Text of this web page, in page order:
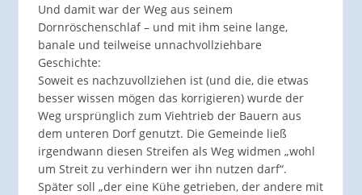
Und damit war der Weg aus seinem
Dornröschenschlaf – und mit ihm seine lange,
banale und teilweise unnachvollziehbare
Geschichte:
Soweit es nachzuvollziehen ist (und die, die etwas
besser wissen mögen das korrigieren) wurde der
Weg ursprünglich zum Viehtrieb der Bauern aus
dem unteren Dorf genutzt. Die Gemeinde ließ
irgendwann diesen Streifen als Weg widmen „wohl
um Streit zu verhindern wer ihn nutzen darf“.
Später soll „der eine Kühe getrieben, der andere mit